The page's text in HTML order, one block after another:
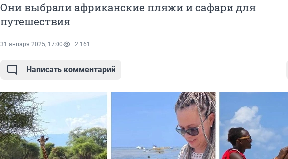
Они выбрали африканские пляжи и сафари для
путешествия
31 января 2025, 17:00 2 161
Написать комментарий